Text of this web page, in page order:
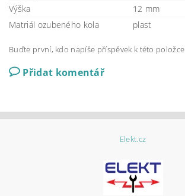
Výška
12 mm
Matriál ozubeného kola
plast
Buďte první, kdo napíše příspěvek k této položce.
Přidat komentář
Elekt.cz